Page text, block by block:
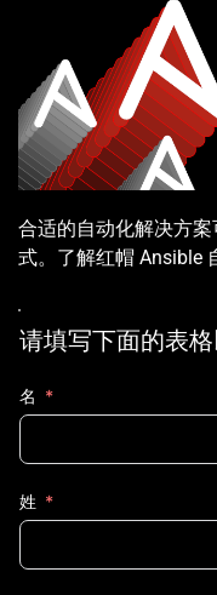
合适的自动化解决方
式。了解红帽 Ansible
请填写下面的表格
名
姓